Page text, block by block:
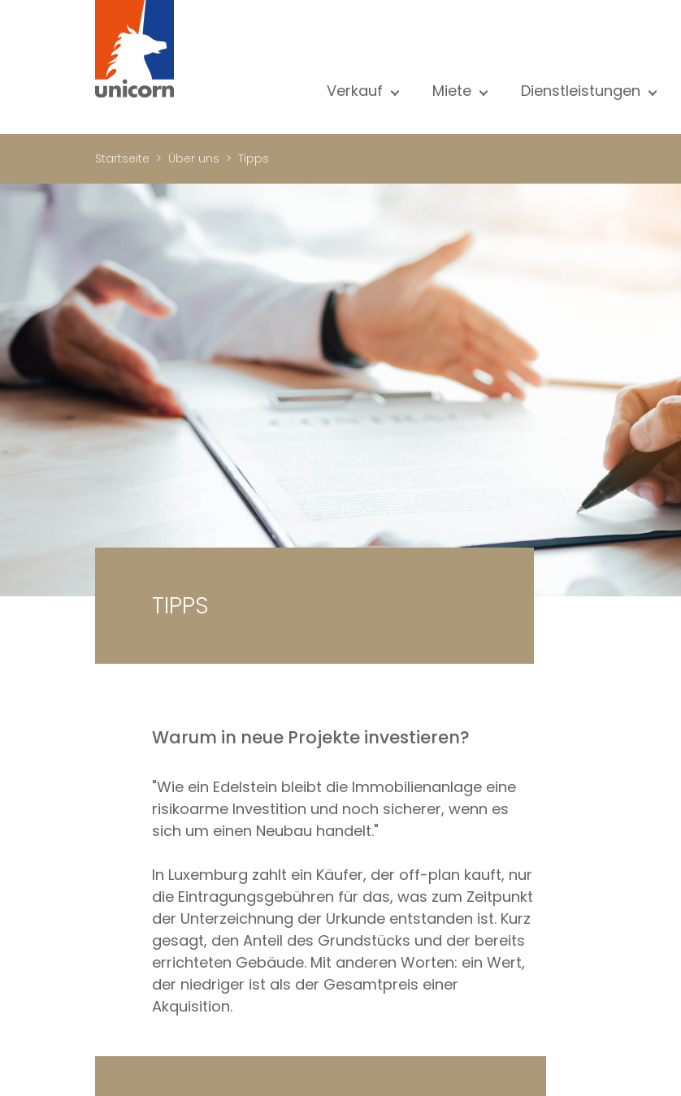
Verkauf
Luxus-Immobilie
International
Wohnhaus
Büro
Geschäft
Garage / Parkplatz
Grundstück
Miete
International
Büro
Geschäft
Garage / Parkplatz
Dienstleistungen
Startseite Über uns Tipps
TIPPS
Warum in neue Projekte investieren?
"Wie ein Edelstein bleibt die Immobilienanlage eine
risikoarme Investition und noch sicherer, wenn es
sich um einen Neubau handelt."
In Luxemburg zahlt ein Käufer, der off-plan kauft, nur
die Eintragungsgebühren für das, was zum Zeitpunkt
der Unterzeichnung der Urkunde entstanden ist. Kurz
gesagt, den Anteil des Grundstücks und der bereits
errichteten Gebäude. Mit anderen Worten: ein Wert,
der niedriger ist als der Gesamtpreis einer
Akquisition.